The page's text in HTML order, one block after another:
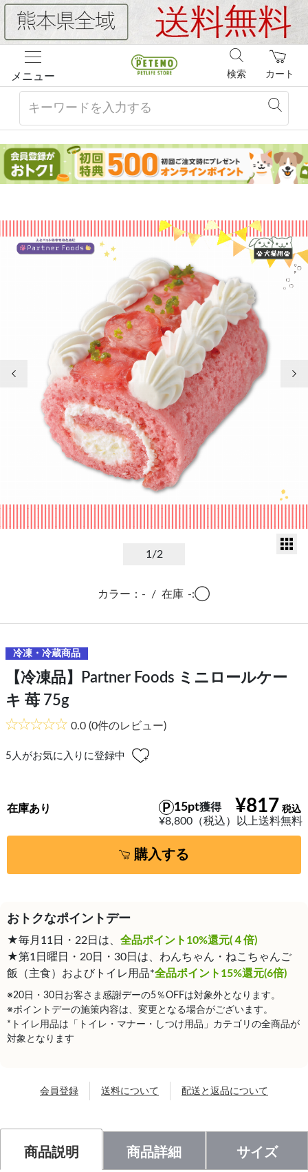
メニュー カート
検索
前の画像
1/2
カラー：- / 在庫 -:◯
冷凍・冷蔵商品
【冷凍品】Partner Foods ミニロールケー
キ 苺 75g
0.0 (0件のレビュー)
5 人がお気に入りに登録中
¥817
15pt獲得
¥8,800（税込）以上送料無料
在庫あり
購入する
おトクなポイントデー
★毎月11日・22日は、 全品ポイント10%還元(４倍)
★第1日曜日・20日・30日は、わんちゃん・ねこちゃんご
飯（主食）およびトイレ用品*全品ポイント15%還元(6倍)
※20日・30日お客さま感謝デーの5％OFFは対象外となります。
※ポイントデーの施策内容は、変更となる場合がございます。
*トイレ用品は「トイレ・マナー・しつけ用品」カテゴリの全商品が
対象となります
会員登録 送料について 配送と返品について
商品説明 商品詳細 サイズ